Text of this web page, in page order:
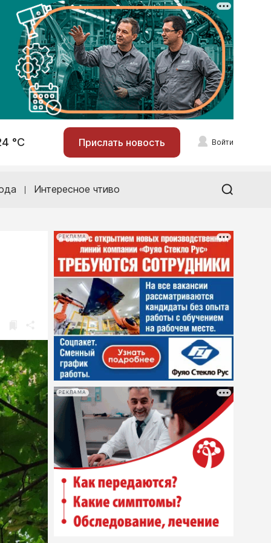
°С Прислать новость Войти
Интересное чтиво
РЕКЛАМА
РЕКЛАМА